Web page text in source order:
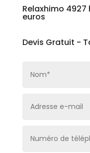
Relaxhimo 4927
euros
Devis Gratuit -